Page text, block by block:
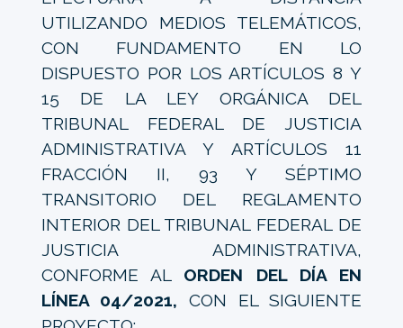
UTILIZANDO MEDIOS TELEMÁTICOS,
CON FUNDAMENTO EN LO
DISPUESTO POR LOS ARTÍCULOS 8 Y
15 DE LA LEY ORGÁNICA DEL
TRIBUNAL FEDERAL DE JUSTICIA
ADMINISTRATIVA Y ARTÍCULOS 11
FRACCIÓN II, 93 Y SÉPTIMO
TRANSITORIO DEL REGLAMENTO
INTERIOR DEL TRIBUNAL FEDERAL DE
JUSTICIA ADMINISTRATIVA,
CONFORME AL ORDEN DEL DÍA EN
LÍNEA 04/2021, CON EL SIGUIENTE